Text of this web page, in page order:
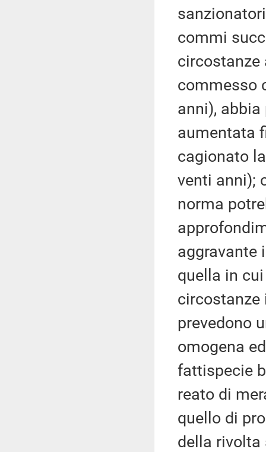
commi
circostanze
commesso
anni),
aumentata
cagionato
venti anni);
norma
aggravante
quella in
circostanze
prevedono
omogena
fattispecie
reato di
quello di
della rivolta